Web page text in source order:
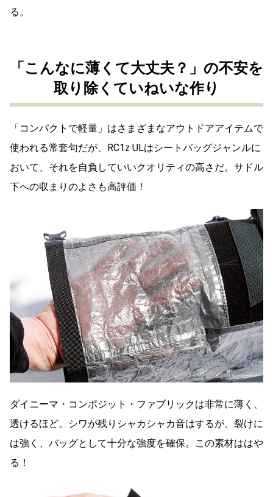
る。
「こんなに薄くて大丈夫？」の不安を
取り除くていねいな作り
「コンパクトで軽量」はさまざまなアウトドアアイテムで
使われる常套句だが、RC1z ULはシートバッグジャンルに
おいて、それを自負していいクオリティの高さだ。サドル
下への収まりのよさも高評価！
ダイニーマ・コンポジット・ファブリックは非常に薄く、
透けるほど。シワが残りシャカシャカ音はするが、裂けに
は強く、バッグとして十分な強度を確保。この素材ははや
る！